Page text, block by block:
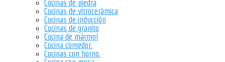
Cocinas de piedra
Cocinas de vitrocerámica
Cocinas de inducción
Cocinas de granito
Cocina de mármol
Cocina comedor.
Cocinas con horno.